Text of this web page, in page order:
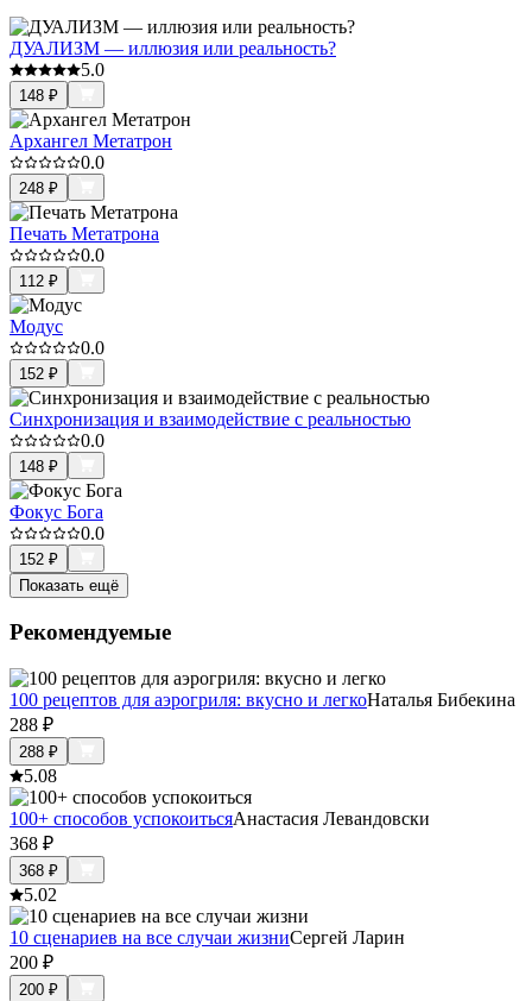
ДУАЛИЗМ — иллюзия или реальность?
5.0
148 ₽
Архангел Метатрон
0.0
248 ₽
Печать Метатрона
0.0
112 ₽
Модус
0.0
152 ₽
Синхронизация и взаимодействие с реальностью
0.0
148 ₽
Фокус Бога
0.0
152 ₽
Показать ещё
Рекомендуемые
100 рецептов для аэрогриля: вкусно и легкоНаталья Бибекина
288 ₽
288 ₽
5.08
100+ способов успокоитьсяАнастасия Левандовски
368 ₽
368 ₽
5.02
10 сценариев на все случаи жизниСергей Ларин
200 ₽
200 ₽